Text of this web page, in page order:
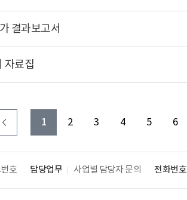
결과보고서
자료집
1 2 3 4 5 6
호 담당업무 사업별 담당자 문의 전화번호